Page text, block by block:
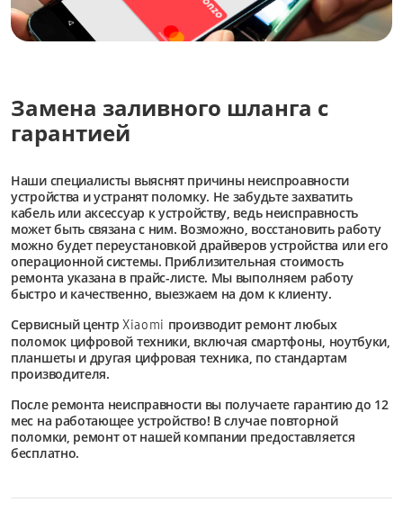
Замена заливного шланга с
гарантией
Наши специалисты выяснят причины неиспроавности
устройства и устранят поломку. Не забудьте захватить
кабель или аксессуар к устройству, ведь неисправность
может быть связана с ним. Возможно, восстановить работу
можно будет переустановкой драйверов устройства или его
операционной системы. Приблизительная стоимость
ремонта указана в прайс-листе. Мы выполняем работу
быстро и качественно, выезжаем на дом к клиенту.
Сервисный центрXiaomi производит ремонт любых
поломок цифровой техники, включая смартфоны, ноутбуки,
планшеты и другая цифровая техника, по стандартам
производителя.
После ремонта неисправности вы получаете гарантию до 12
мес на работающее устройство! В случае повторной
поломки, ремонт от нашей компании предоставляется
бесплатно.